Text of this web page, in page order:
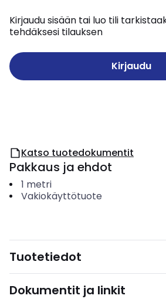
Kirjaudu sisään tai luo tili
tehdäksesi tilauksen
Kirjaudu
Katso tuotedokumentit
Pakkaus ja ehdot
1 metri
Vakiokäyttötuote
Tuotetiedot
Dokumentit ja linkit